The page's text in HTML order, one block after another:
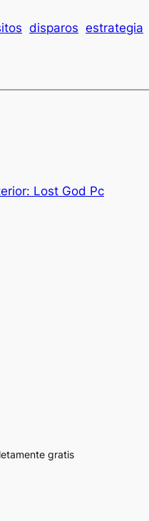
disparos estrategia
Lost God Pc
gratis